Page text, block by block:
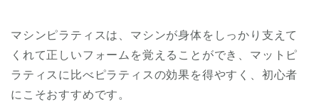
マシンピラティスは、マシンが身体をしっかり支えて
くれて正しいフォームを覚えることができ、マットピ
ラティスに比べピラティスの効果を得やすく、初心者
にこそおすすめです。